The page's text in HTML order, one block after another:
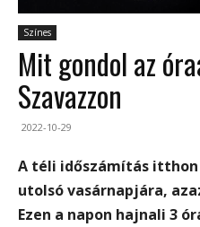
Színes
Mit gondol az
Szavazzon
2022-10-29
A téli időszámítás
utolsó vasárnapjára,
Ezen a napon hajnali 3